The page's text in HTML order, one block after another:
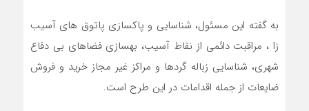
به گفته این مسئول، شناسایی و پاکسازی پاتوق های آسیب
زا ، مراقبت دائمی از نقاط آسیب، بهسازی فضاهای بی دفاع
شهری، شناسایی زباله گردها و مراکز غیر مجاز خرید و فروش
ضایعات از جمله اقدامات در این طرح است.